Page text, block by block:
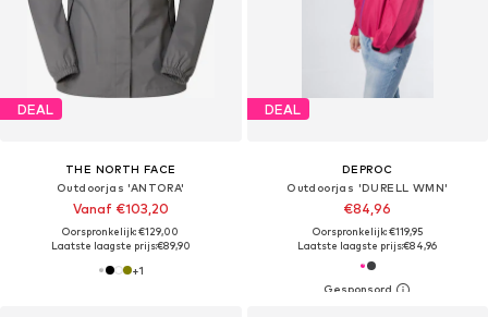
DEAL
THE NORTH FACE
Outdoorjas 'ANTORA'
Vanaf €103,20
Oorspronkelijk: €129,00
Laatste laagste prijs:€89,90
+1
DEAL
DEPROC
Outdoorjas 'DURELL WMN'
€84,96
Oorspronkelijk: €119,95
Laatste laagste prijs:€84,96